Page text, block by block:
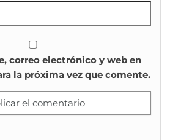
correo electrónico y web en
la próxima vez que comente.